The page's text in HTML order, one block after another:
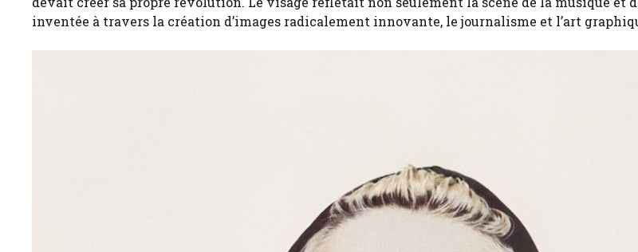
inventée à travers la création d’images radicalement innovante, le journalisme et l’art